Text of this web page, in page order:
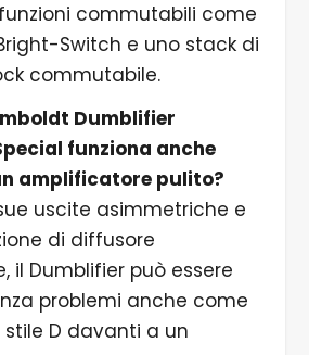
commutabili come
Switch e uno stack di
commutabile.
Dumblifier
funziona anche
amplificatore pulito?
uscite asimmetriche e
di diffusore
il Dumblifier può essere
problemi anche come
stile D davanti a un